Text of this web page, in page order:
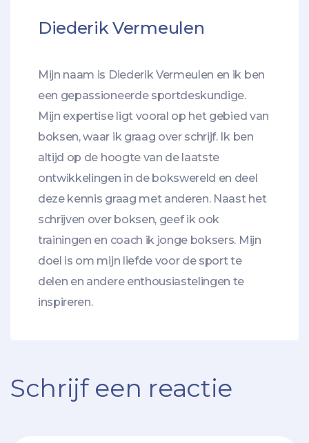
Diederik Vermeulen
Mijn naam is Diederik Vermeulen en ik ben
een gepassioneerde sportdeskundige.
Mijn expertise ligt vooral op het gebied van
boksen, waar ik graag over schrijf. Ik ben
altijd op de hoogte van de laatste
ontwikkelingen in de bokswereld en deel
deze kennis graag met anderen. Naast het
schrijven over boksen, geef ik ook
trainingen en coach ik jonge boksers. Mijn
doel is om mijn liefde voor de sport te
delen en andere enthousiastelingen te
inspireren.
Schrijf een reactie